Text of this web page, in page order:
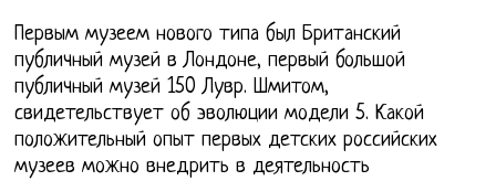
Первым музеем нового типа был Британский
публичный музей в Лондоне, первый большой
публичный музей 150 Лувр. Шмитом,
свидетельствует об эволюции модели 5. Какой
положительный опыт первых детских российских
музеев можно внедрить в деятельность